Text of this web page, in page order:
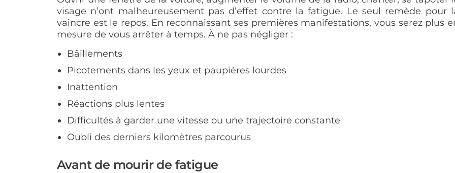
visage n’ont malheureusement pas d’effet contre la fatigue. Le seul remède pour
vaincre est le repos. En reconnaissant ses premières manifestations, vous serez plus
mesure de vous arrêter à temps. À ne pas négliger :
Bâillements
Picotements dans les yeux et paupières lourdes
Inattention
Réactions plus lentes
Difficultés à garder une vitesse ou une trajectoire constante
Oubli des derniers kilomètres parcourus
Avant de mourir de fatigue